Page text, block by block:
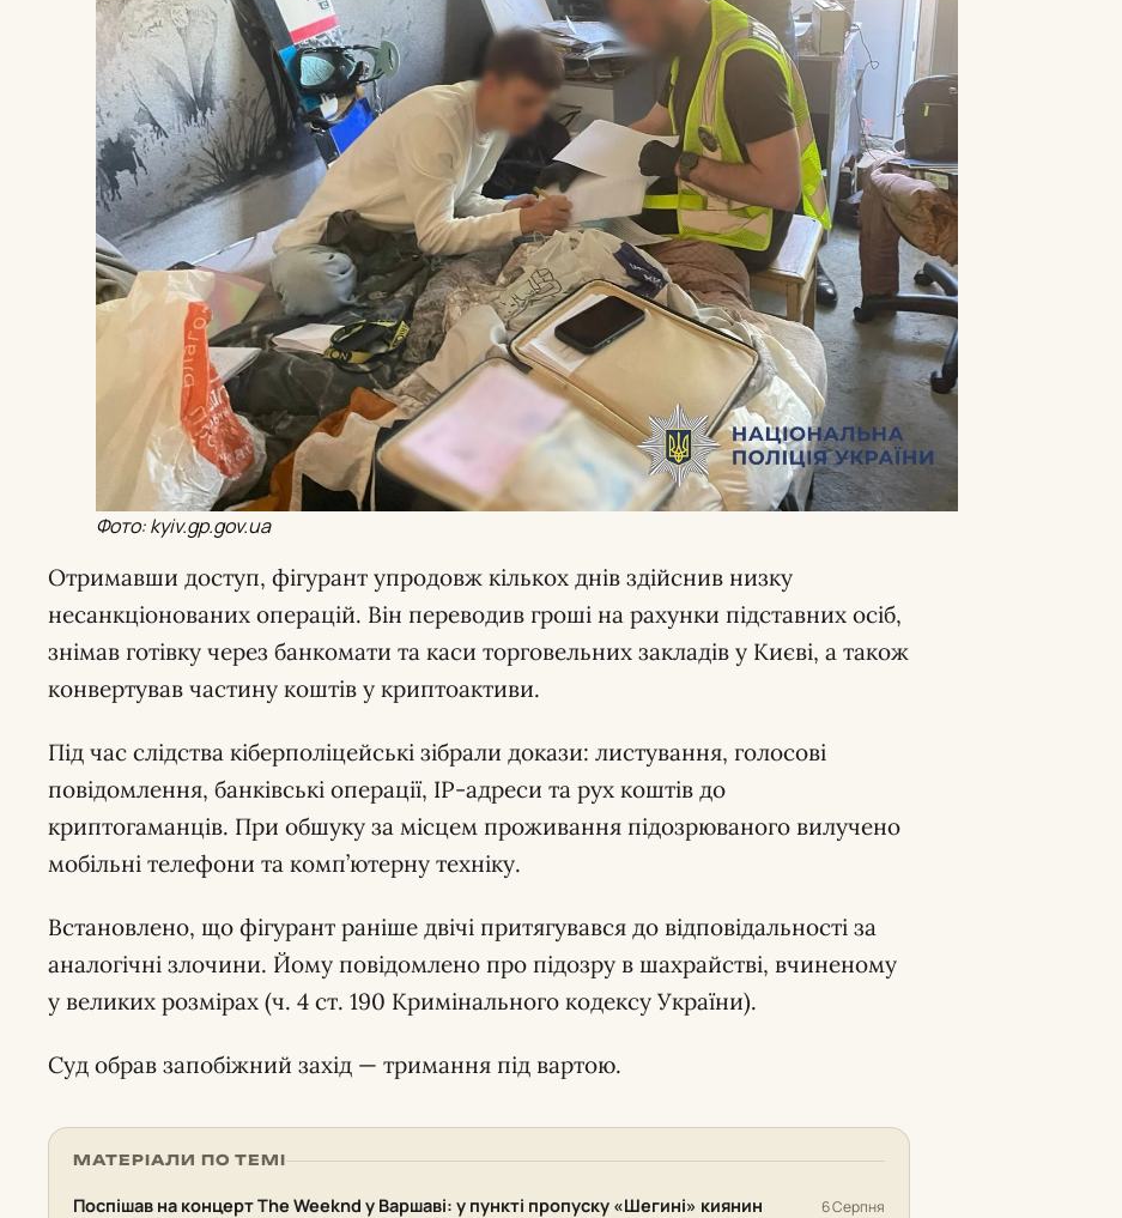
Фото: kyiv.gp.gov.ua
Отримавши доступ, фігурант упродовж кількох днів здійснив низку
несанкціонованих операцій. Він переводив гроші на рахунки підставних осіб,
знімав готівку через банкомати та каси торговельних закладів у Києві, а також
конвертував частину коштів у криптоактиви.
Під час слідства кіберполіцейські зібрали докази: листування, голосові
повідомлення, банківські операції, IP-адреси та рух коштів до
криптогаманців. При обшуку за місцем проживання підозрюваного вилучено
мобільні телефони та комп’ютерну техніку.
Встановлено, що фігурант раніше двічі притягувався до відповідальності за
аналогічні злочини. Йому повідомлено про підозру в шахрайстві, вчиненому
у великих розмірах (ч. 4 ст. 190 Кримінального кодексу України).
Суд обрав запобіжний захід — тримання під вартою.
МАТЕРІАЛИ ПО ТЕМІ
Поспішав на концерт The Weeknd у Варшаві: у пункті пропуску «Шегині» киянин
6 Серпня